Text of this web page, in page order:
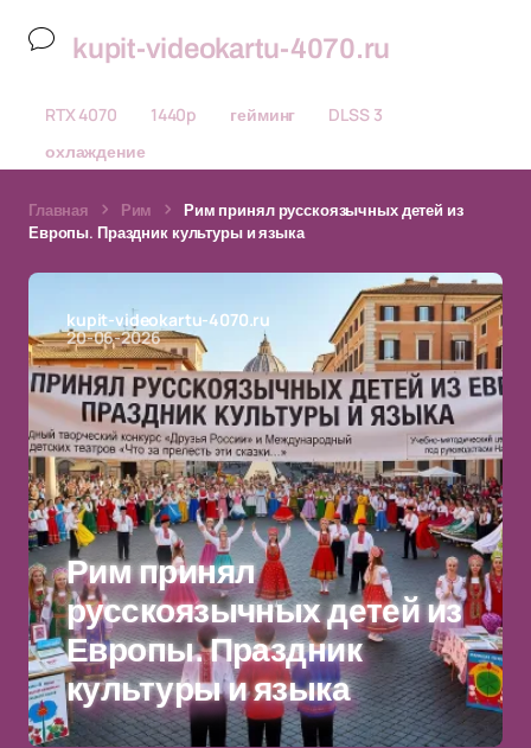
kupit-videokartu-4070.ru
RTX 4070 1440p гейминг
DLSS 3
охлаждение
Главная Рим
Рим принял русскоязычных детей из
Европы. Праздник культуры и языка
kupit-videokartu-4070.ru
20-06-2026
Рим принял
русскоязычных детей из
Европы. Праздник
культуры и языка